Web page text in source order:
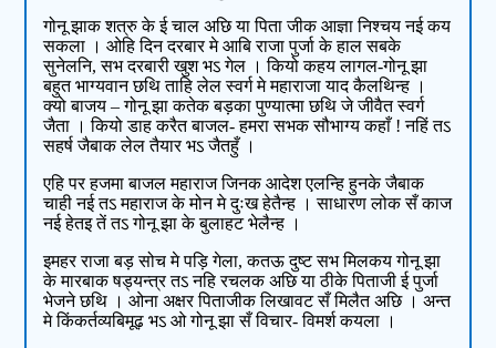
गोनू झाक शत्रु के ई चाल अछि या पिता जीक आज्ञा निश्‍चय नई कय
सकला । ओहि दिन दरबार मे आबि राजा पुर्जा के हाल सबके
सुनेलनि, सभ दरबारी खुश भऽ गेल । कियो कहय लागल-गोनू झा
बहुत भाग्यवान छथि ताहि लेल स्वर्ग मे महाराजा याद कैलथिन्ह ।
क्यो बाजय – गोनू झा कतेक बड़का पुण्यात्मा छथि जे जीवैत स्वर्ग
जैता । कियो डाह करैत बाजल- हमरा सभक सौभाग्य कहाँ ! नहिं तऽ
सहर्ष जैबाक लेल तैयार भऽ जैतहुँ ।
एहि पर हजमा बाजल महाराज जिनक आदेश एलन्हि हुनके जैबाक
चाही नई तऽ महाराज के मोन मे दुःख हेतैन्ह । साधारण लोक सँ काज
नई हेत‍इ तें तऽ गोनू झा के बुलाहट भेलैन्ह ।
इमहर राजा बड़ सोच मे पड़ि गेला, कतऊ दुष्ट सभ मिलकय गोनू झा
के मारबाक षड्‍यन्त्र तऽ नहि रचलक अछि या ठीके पिताजी ई पुर्जा
भेजने छथि । ओना अक्षर पिताजीक लिखावट सँ मिलैत अछि । अन्त
मे किंकर्तव्यबिमूढ़ भऽ ओ गोनू झा सँ विचार- विमर्श कयला ।